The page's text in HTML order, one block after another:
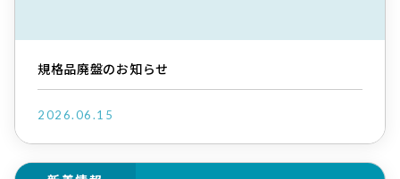
規格品廃盤のお知らせ
2026.06.15